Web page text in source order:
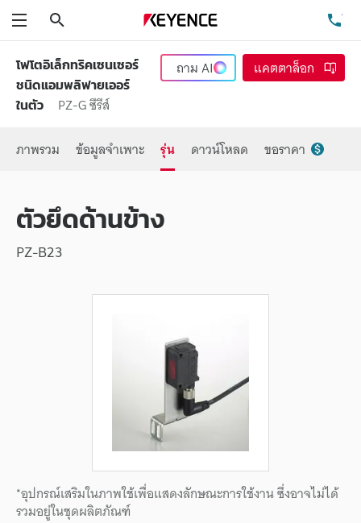
โฟโตอิเล็กทริคเซนเซอร์
ชนิดแอมพลิฟายเออร์
ในตัว
PZ-G ซีรีส์
ถามAI แคตตาล็อก
ภาพรวม ข้อมูลจำเพาะ รุ่น ดาวน์โหลด ขอราคา
ตัวยึดด้านข้าง
PZ-B23
*อุปกรณ์เสริมในภาพใช้เพื่อแสดงลักษณะการใช้งาน ซึ่งอาจไม่ได้
รวมอยู่ในชุดผลิตภัณฑ์